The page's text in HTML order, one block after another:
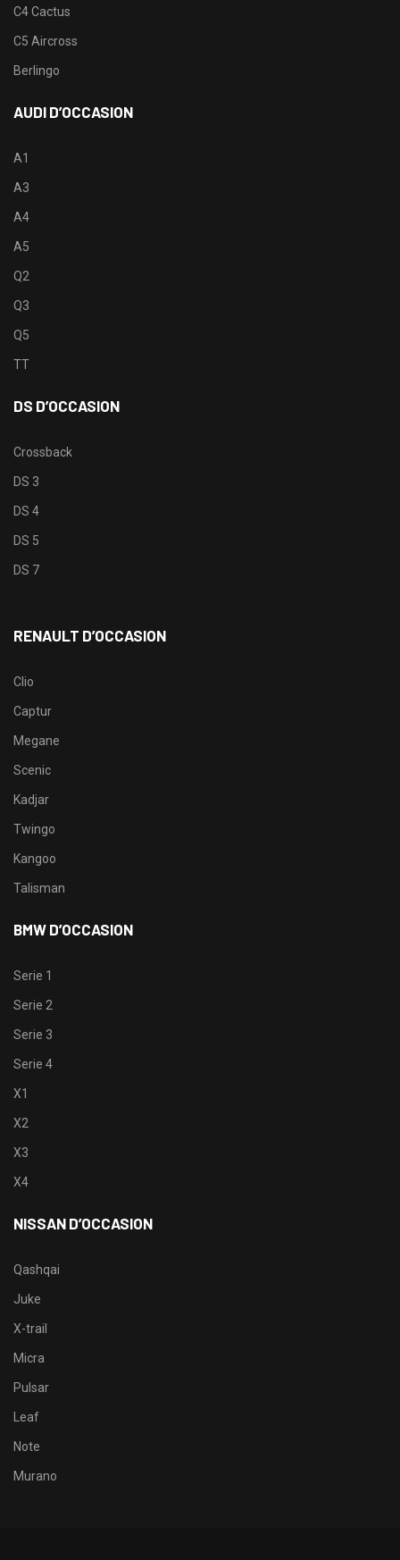
C4 Cactus
C5 Aircross
Berlingo
AUDI D’OCCASION
A1
A3
A4
A5
Q2
Q3
Q5
TT
DS D’OCCASION
Crossback
DS 3
DS 4
DS 5
DS 7
RENAULT D’OCCASION
Clio
Captur
Megane
Scenic
Kadjar
Twingo
Kangoo
Talisman
BMW D’OCCASION
Serie 1
Serie 2
Serie 3
Serie 4
X1
X2
X3
X4
NISSAN D’OCCASION
Qashqai
Juke
X-trail
Micra
Pulsar
Leaf
Note
Murano